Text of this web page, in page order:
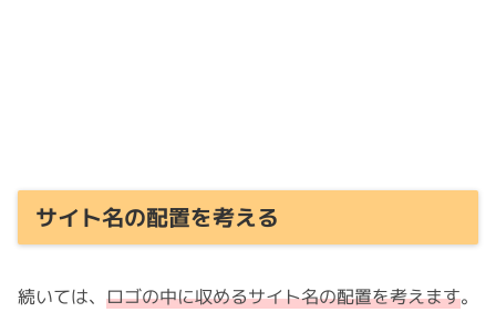
サイト名の配置を考える
続いては、 ロゴの中に収めるサイト名の配置を考えます。